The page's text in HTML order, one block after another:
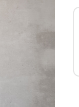
Zeer